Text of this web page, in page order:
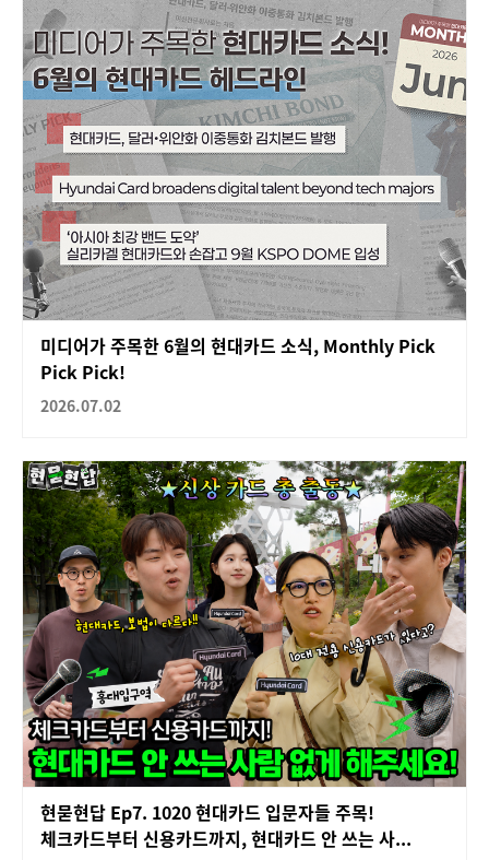
미디어가 주목한 6월의 현대카드 소식, Monthly Pick
Pick Pick!
2026.07.02
현묻현답 Ep7. 1020 현대카드 입문자들 주목!
체크카드부터 신용카드까지, 현대카드 안 쓰는 사...